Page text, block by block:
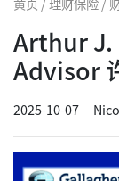
Arthur
Advisor
2025-10-07